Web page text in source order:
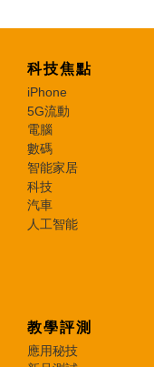
科技焦點
iPhone
5G流動
電腦
數碼
智能家居
科技
汽車
人工智能
教學評測
應用秘技